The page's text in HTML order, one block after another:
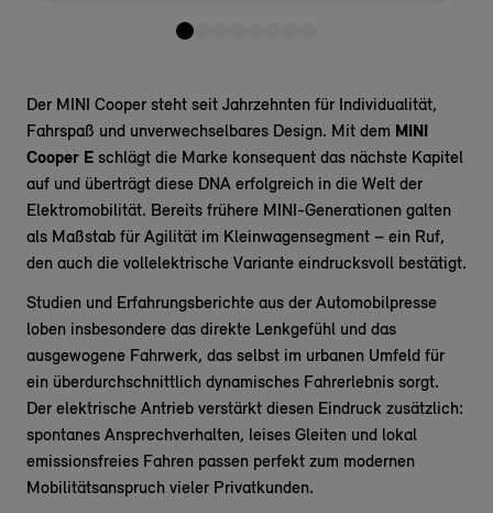
Der MINI Cooper steht seit Jahrzehnten für Individualität,
Fahrspaß und unverwechselbares Design. Mit dem MINI
Cooper E schlägt die Marke konsequent das nächste Kapitel
auf und überträgt diese DNA erfolgreich in die Welt der
Elektromobilität. Bereits frühere MINI-Generationen galten
als Maßstab für Agilität im Kleinwagensegment – ein Ruf,
den auch die vollelektrische Variante eindrucksvoll bestätigt.
Studien und Erfahrungsberichte aus der Automobilpresse
loben insbesondere das direkte Lenkgefühl und das
ausgewogene Fahrwerk, das selbst im urbanen Umfeld für
ein überdurchschnittlich dynamisches Fahrerlebnis sorgt.
Der elektrische Antrieb verstärkt diesen Eindruck zusätzlich:
spontanes Ansprechverhalten, leises Gleiten und lokal
emissionsfreies Fahren passen perfekt zum modernen
Mobilitätsanspruch vieler Privatkunden.